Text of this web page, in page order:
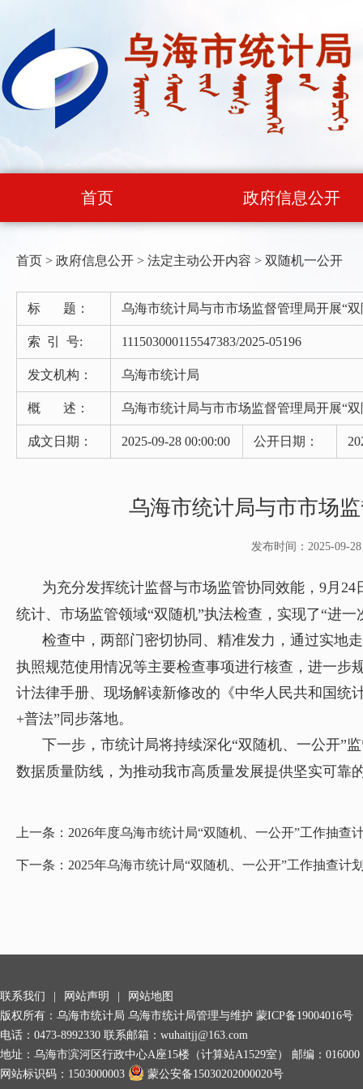
首页 政府信息公开
首页 > 政府信息公开 > 法定主动公开内容 > 双随机一公开
标 题： 乌海市统计局与市市场监督管理局开展“
索 引 号: 111503000115547383/2025-05196
发文机构： 乌海市统计局
概 述： 乌海市统计局与市市场监督管理局开展“
成文日期： 2025-09-28 00:00:00 公开日期：
乌海市统计局与市市场
发布时间：2025-09-28
为充分发挥统计监督与市场监管协同效能，9月
统计、市场监管领域“双随机”执法检查，实现了“进
检查中，两部门密切协同、精准发力，通过实地
执照规范使用情况等主要检查事项进行核查，进一步
计法律手册、现场解读新修改的《中华人民共和国统
+普法”同步落地。
下一步，市统计局将持续深化“双随机、一公开”
数据质量防线，为推动我市高质量发展提供坚实可靠
上一条： 2026年度乌海市统计局“双随机、一公开”工作抽查
下一条： 2025年乌海市统计局“双随机、一公开”工作抽查计
联系我们 网站声明
网站地图
版权所有：乌海市统计局 乌海市统计局管理与维护 蒙ICP备19004016号
电话：0473-8992330 联系邮箱：wuhaitjj@163.com
地址：乌海市滨河区行政中心A座15楼（计算站A1529室） 邮编：016000
网站标识码：1503000003
蒙公安备15030202000020号